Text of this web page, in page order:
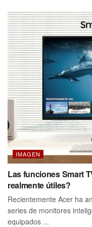
IMAGEN
Las funciones Smart
realmente útiles?
Recientemente Acer ha
series de monitores
equipados ...